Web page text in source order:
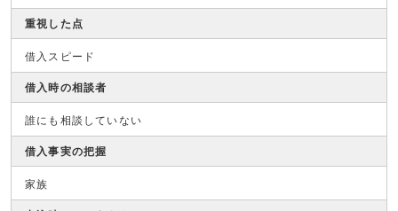
重視した点
借入スピード
借入時の相談者
誰にも相談していない
借入事実の把握
家族